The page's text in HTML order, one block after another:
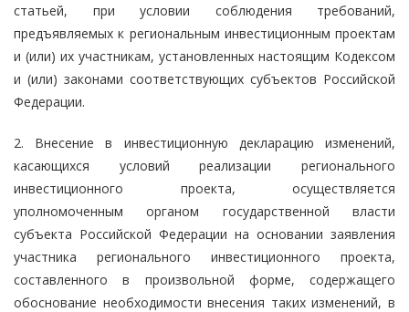
статьей, при условии соблюдения требований,
предъявляемых к региональным инвестиционным проектам
и (или) их участникам, установленных настоящим Кодексом
и (или) законами соответствующих субъектов Российской
Федерации.
2. Внесение в инвестиционную декларацию изменений,
касающихся условий реализации регионального
инвестиционного проекта, осуществляется
уполномоченным органом государственной власти
субъекта Российской Федерации на основании заявления
участника регионального инвестиционного проекта,
составленного в произвольной форме, содержащего
обоснование необходимости внесения таких изменений, в